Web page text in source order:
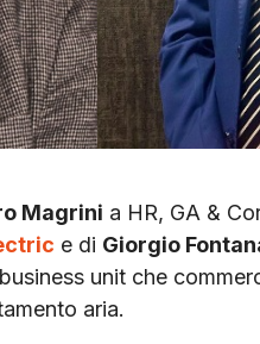
Magrini a HR, GA &
e di Giorgio
unit che
aria.